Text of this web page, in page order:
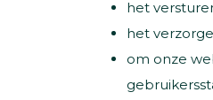
het
het
om onze